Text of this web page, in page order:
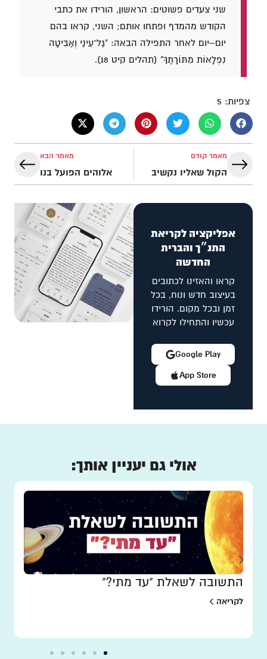
שני צעדים פשוטים: הראשון, הורידו את כתבי
הקודש מהמדף ופתחו אותם; השני, קראו בהם
יום–יום לאחר התפילה הבאה: "גַּל־עֵינַי וְאַבִּיטָה
נִפְלָאוֹת מִתּוֹרָתֶךָ" (תהלים קיט 18).
צפיות: 5
מאמר קודם
הקול שאליו נקשיב
מאמר הבא
אלוהים הפועל בנו
אפליקציה לקריאת
התנ״ך והברית
החדשה
קראו והאזינו לכתובים
בעיצוב חדש ונוח, בכל
זמן ובכל מקום. הורידו
עכשיו והתחילו לקרוא
App Store
Google Play
אולי גם יעניין אותך:
התשובה לשאלת "עד מתי?"
לקריאה